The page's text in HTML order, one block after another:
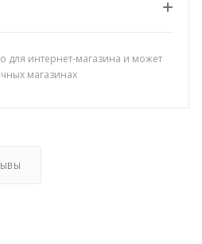
для интернет-магазина и может
магазинах